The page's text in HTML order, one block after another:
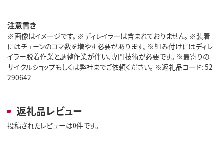
注意書き
※画像はイメージです。 ※ディレイラーは含まれておりません。 ※装着
にはチェーンのコマ数を増やす必要があります。 ※組み付けにはディレ
イラー脱着作業と調整作業が伴い、専門技術が必要です。 ※最寄りの
サイクルショップもしくは弊社までご依頼ください。 ※返礼品コード: 52
290642
返礼品レビュー
投稿されたレビューは0件です。